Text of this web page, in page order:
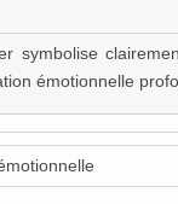
symbolise
émotionnelle